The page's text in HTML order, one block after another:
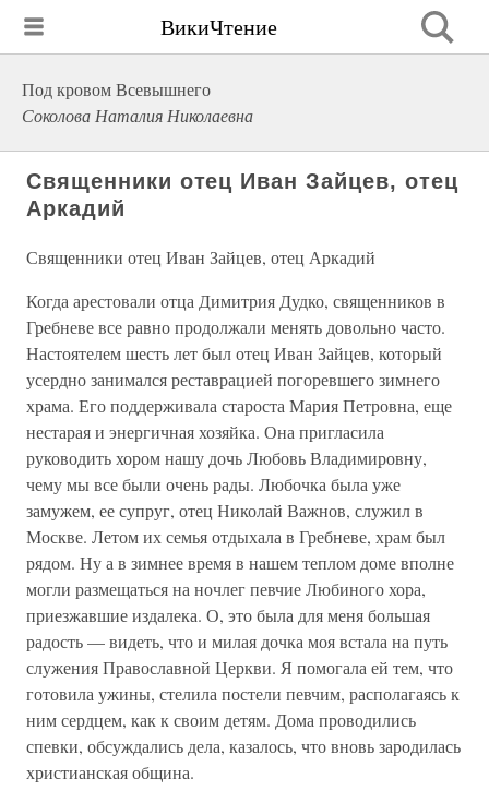
ВикиЧтение
Под кровом Всевышнего
Соколова Наталия Николаевна
Священники отец Иван Зайцев, отец
Аркадий
Священники отец Иван Зайцев, отец Аркадий
Когда арестовали отца Димитрия Дудко, священников в
Гребневе все равно продолжали менять довольно часто.
Настоятелем шесть лет был отец Иван Зайцев, который
усердно занимался реставрацией погоревшего зимнего
храма. Его поддерживала староста Мария Петровна, еще
нестарая и энергичная хозяйка. Она пригласила
руководить хором нашу дочь Любовь Владимировну,
чему мы все были очень рады. Любочка была уже
замужем, ее супруг, отец Николай Важнов, служил в
Москве. Летом их семья отдыхала в Гребневе, храм был
рядом. Ну а в зимнее время в нашем теплом доме вполне
могли размещаться на ночлег певчие Любиного хора,
приезжавшие издалека. О, это была для меня большая
радость — видеть, что и милая дочка моя встала на путь
служения Православной Церкви. Я помогала ей тем, что
готовила ужины, стелила постели певчим, располагаясь к
ним сердцем, как к своим детям. Дома проводились
спевки, обсуждались дела, казалось, что вновь зародилась
христианская община.